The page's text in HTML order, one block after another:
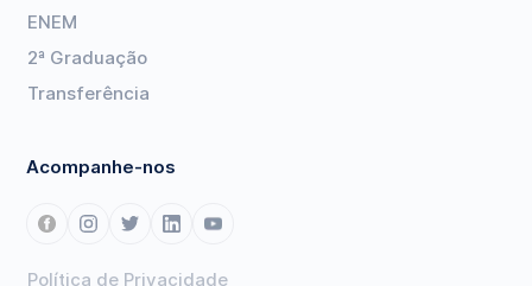
ENEM
2ª Graduação
Transferência
Acompanhe-nos
Política de Privacidade